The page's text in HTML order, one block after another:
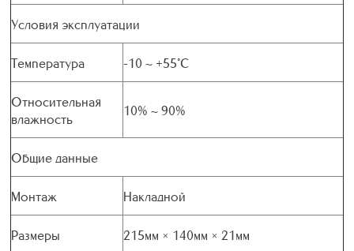
Условия эксплуатации
Температура -10 ~ +55°C
Относительная
влажность
10% ~ 90%
Общие данные
Монтаж Накладной
Размеры 215мм × 140мм × 21мм